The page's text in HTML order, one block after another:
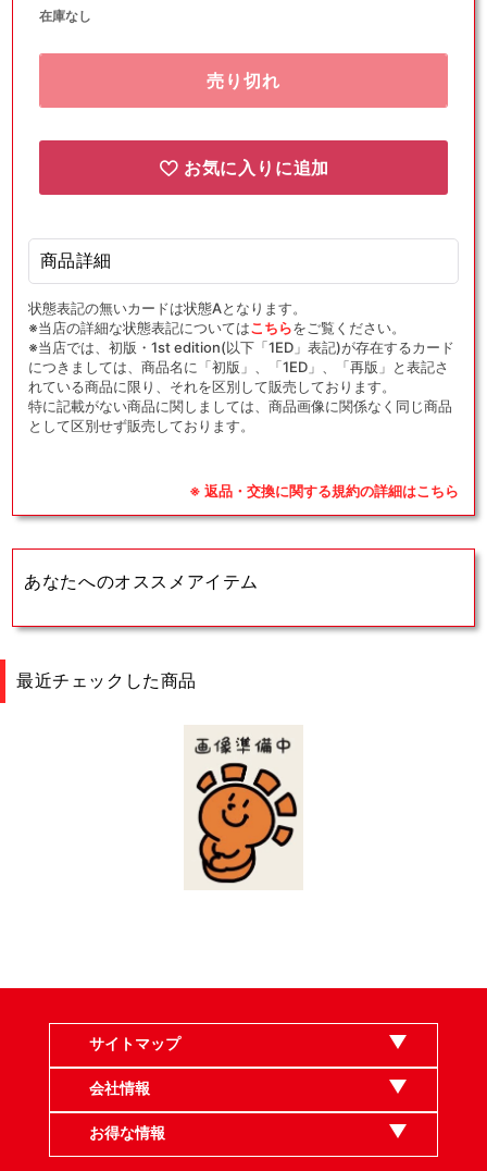
開在庫なし
売り切れ
お気に入りに追加
商品詳細
状態表記の無いカードは状態Aとなります。
※当店の詳細な状態表記についてはこちらをご覧ください。
※当店では、初版・1st edition(以下「1ED」表記)が存在するカード
につきましては、商品名に「初版」、「1ED」、「再版」と表記さ
れている商品に限り、それを区別して販売しております。
特に記載がない商品に関しましては、商品画像に関係なく同じ商品
として区別せず販売しております。
※ 返品・交換に関する規約の詳細はこちら
あなたへのオススメアイテム
最近チェックした商品
サイトマップ
会社情報
お得な情報